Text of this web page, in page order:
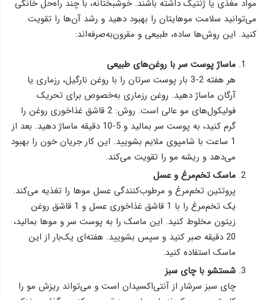
مواد مغذی یا ژنتیک داشته باشند. خوشبختانه، با چند راه‌حل خانگی
می‌توانید سلامت موهایتان را بهبود دهید و رشد آن‌ها را تقویت
کنید. این روش‌ها ساده، طبیعی و مقرون‌به‌صرفه‌اند:
ماساژ پوست سر با روغن‌های طبیعی
هر هفته 2-3 بار پوست سرتان را با روغن نارگیل، رزماری یا
آرگان ماساژ دهید. روغن رزماری به‌خصوص برای تحریک
فولیکول‌های مو عالی است. روش: 2 قاشق غذاخوری روغن را
گرم کنید، به پوست سر بمالید و 5-10 دقیقه ماساژ دهید. بعد از
1 ساعت با شامپوی ملایم بشویید. این کار جریان خون را بهبود
می‌دهد و ریشه مو را تقویت می‌کند.
ماسک تخم‌مرغ و عسل
پروتئین تخم‌مرغ و مرطوب‌کنندگی عسل موها را تغذیه می‌کند.
یک تخم‌مرغ را با 1 قاشق غذاخوری عسل و 1 قاشق روغن
زیتون مخلوط کنید. این ماسک را به پوست سر و موها بمالید،
20 دقیقه صبر کنید و سپس بشویید. هفته‌ای یک‌بار از این
ماسک استفاده کنید.
شستشو با چای سبز
چای سبز سرشار از آنتی‌اکسیدان است و می‌تواند ریزش مو را